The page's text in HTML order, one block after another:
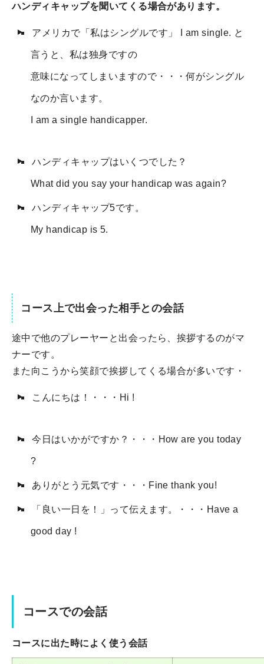
ハンディキャップを聞いてくる場合があります。
アメリカで「私はシングルです」 I am single. と
言うと、私は独身ですの
意味になってしまいますので・・・何がシングル
なのか言います。
I am a single handicapper.
ハンディキャップはいくつでした？
What did you say your handicap was again?
ハンディキャップ5です。
My handicap is 5.
コース上で出会った相手との会話
途中で他のプレーヤーと出会ったら、挨拶するのがマ
ナーです。
また向こうから笑顔で挨拶してくる場合が多いです・
こんにちは！・・・Hi !
今日はいかがですか？・・・How are you today
?
ありがとう元気です・・・Fine thank you!
「良い一日を！」って伝えます。・・・Have a
good day !
コースでの会話
コースに出た時によく使う会話